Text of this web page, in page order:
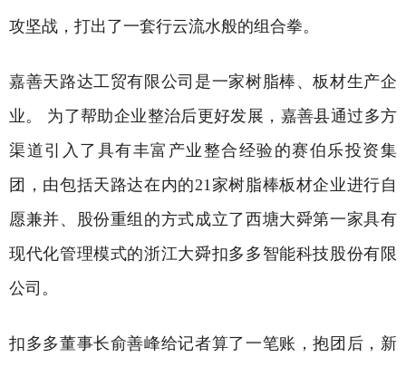
攻坚战，打出了一套行云流水般的组合拳。
嘉善天路达工贸有限公司是一家树脂棒、板材生产企
业。 为了帮助企业整治后更好发展，嘉善县通过多方
渠道引入了具有丰富产业整合经验的赛伯乐投资集
团，由包括天路达在内的21家树脂棒板材企业进行自
愿兼并、股份重组的方式成立了西塘大舜第一家具有
现代化管理模式的浙江大舜扣多多智能科技股份有限
公司。
扣多多董事长俞善峰给记者算了一笔账，抱团后，新